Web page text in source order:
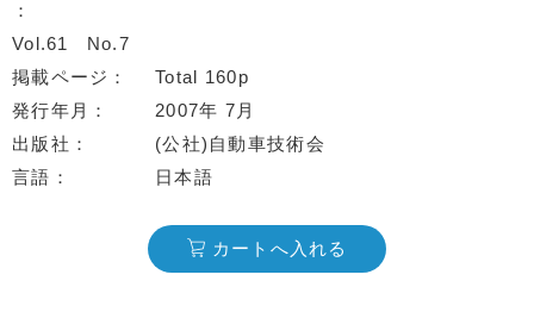
Vol.61
No.7
掲載ページ
Total 160p
発行年月
2007年 7月
出版社
(公社)自動車技術会
言語
日本語
カートへ入れる